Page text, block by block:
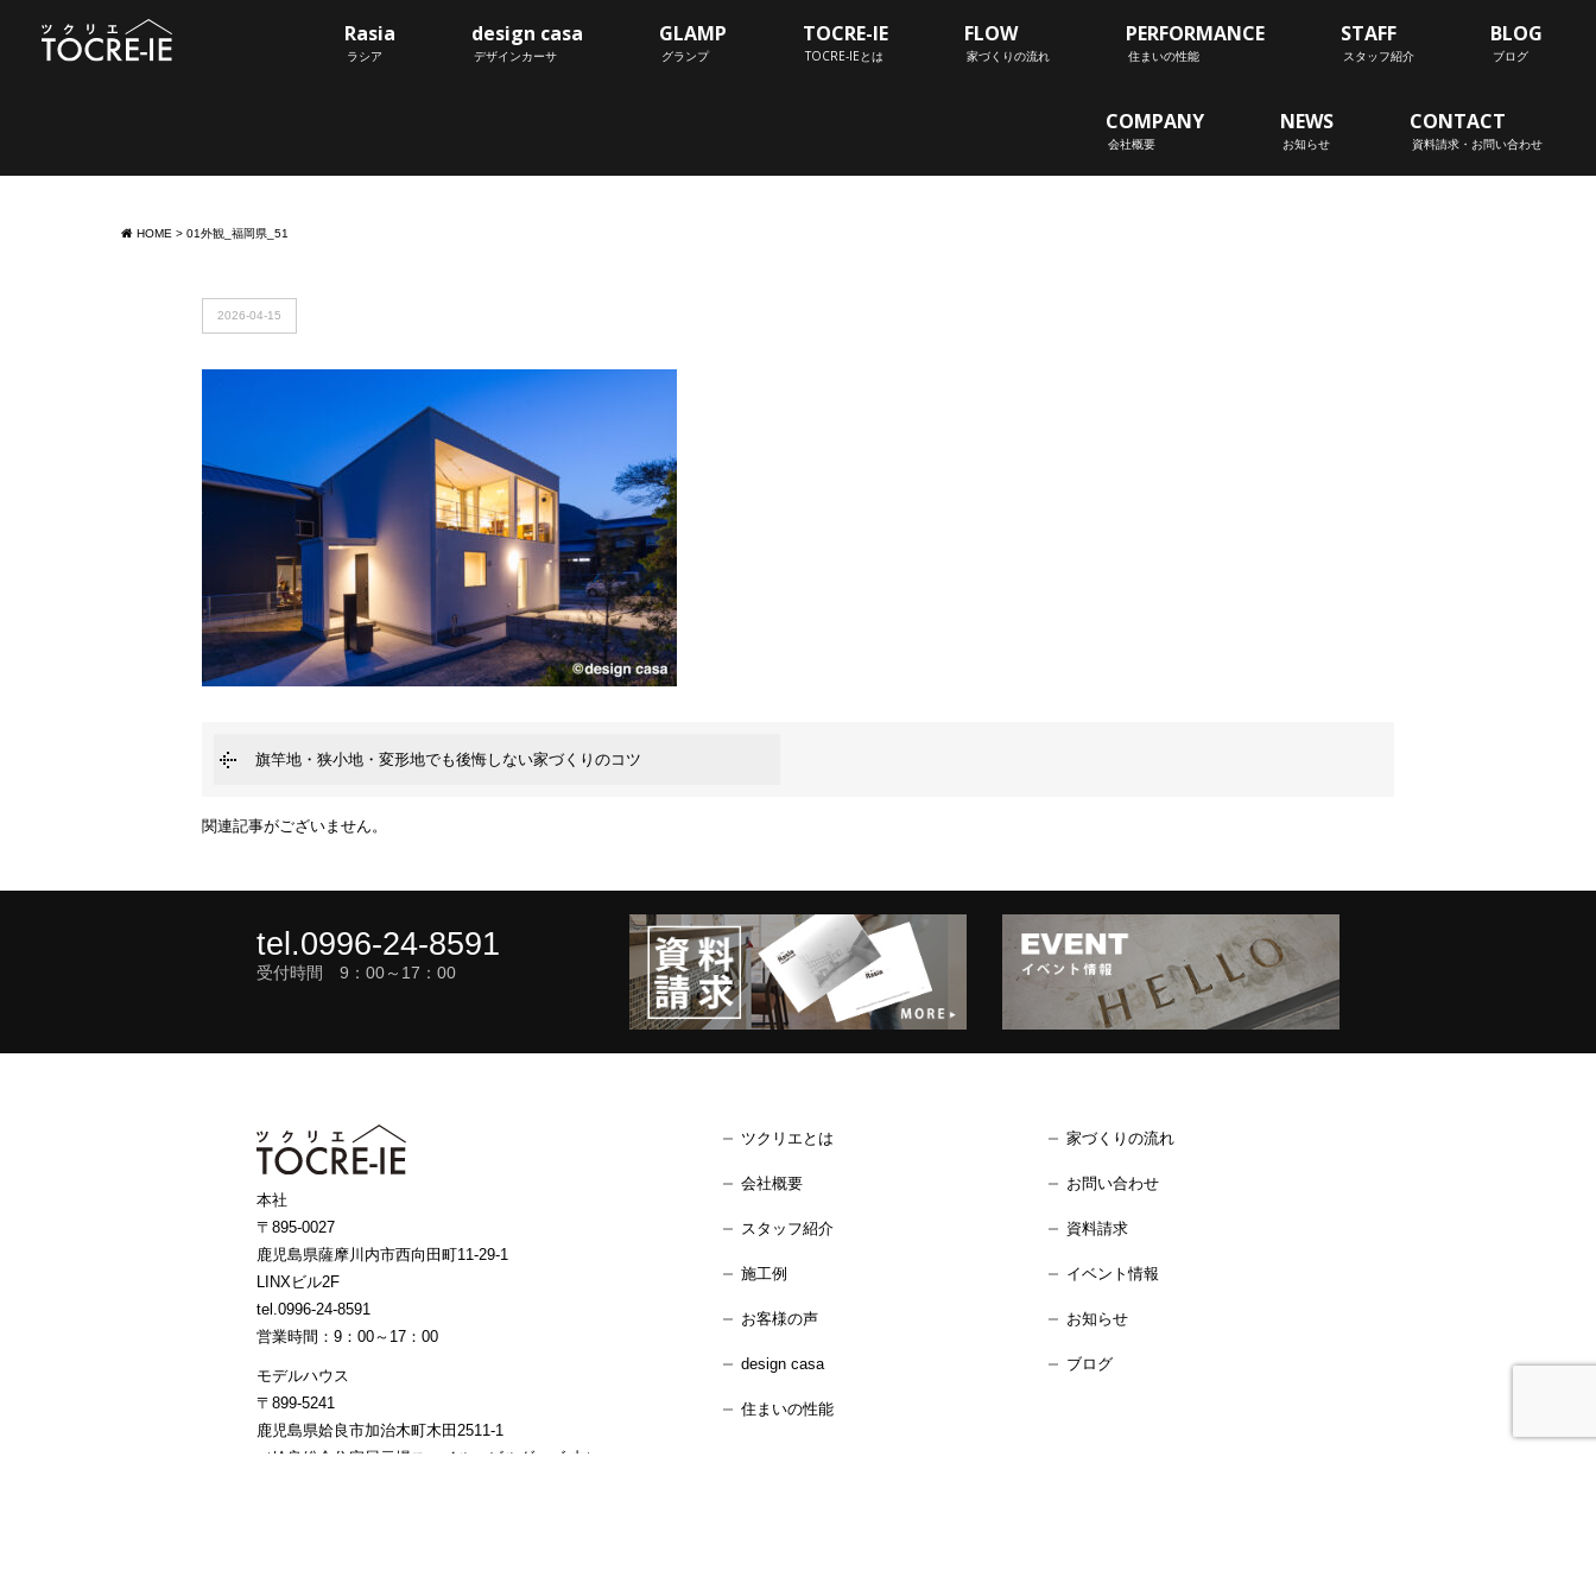
Rasia
ラシア
design casa
デザインカーサ
GLAMP
グランプ
TOCRE-IE
TOCRE-IEとは
FLOW
家づくりの流れ
PERFORMANCE
住まいの性能
STAFF
スタッフ紹介
BLOG
ブログ
COMPANY
会社概要
NEWS
お知らせ
CONTACT
資料請求・お問い合わせ
HOME > 01外観_福岡県_51
2026-04-15
旗竿地・狭小地・変形地でも後悔しない家づくりのコツ
関連記事がございません。
tel.0996-24-8591
受付時間 9：00～17：00
本社
〒895-0027
鹿児島県薩摩川内市西向田町11-29-1
LINXビル2F
tel.0996-24-8591
営業時間：9：00～17：00
モデルハウス
〒899-5241
鹿児島県姶良市加治木町木田2511-1
（姶良総合住宅展示場スマイル・ビルダーズ 内）
ツクリエとは
会社概要
スタッフ紹介
施工例
お客様の声
design casa
住まいの性能
家づくりの流れ
お問い合わせ
資料請求
イベント情報
お知らせ
ブログ